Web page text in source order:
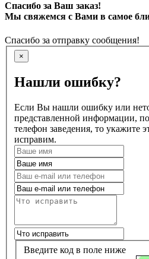
Спасибо за Ваш заказ!
Мы свяжемся с Вами в самое
Спасибо за отправку сообщения!
×
Нашли ошибку?
Если Вы нашли ошибку или
представленной информации,
телефон заведения, то укажите
исправим.
Введите код в поле ниже